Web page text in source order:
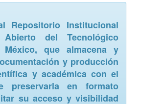
Repositorio Institucional
del Tecnológico
México, que almacena y
y producción
y académica con el
preservarla en formato
su acceso y visibilidad